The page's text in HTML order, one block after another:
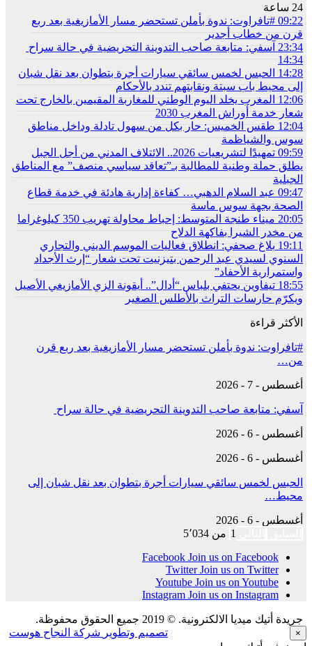
24 ساعة
09:22 #تافراوت: ندوة بأملن تستحضر مسار الأمازيغية بعد ربع
قرن من خطاب أجدير
23:34 آسفي: متابعة صاحب التدوينة التحريضية في حالة سراح
14:34
14:28 الحبس لخمس سائقي سيارات أجرة بتطوان بعد نقل شبان
إلى محيط باب سبتة ونقابتهم تندد بالأحكام
12:06 المغرب يخلد اليوم الوطني للمغاربة المقيمين بالخارج تحت
شعار خدمة أوراش المغرب 2030
12:04 طقس الخميس: ﺣﺎﺭ بكل من سهول تادلة وداخل مناطق
سوس والشياظمة
09:59
تمهيدًا لتشريعيات 2026.. الائتلاف المدني من أجل الجبل
يطلق حملة وطنية للمطالبة بـ”تعاقد سياسي منصف” مع المناطق
الجبلية
09:47 عبد السلام الدهبي… كفاءة إدارية هادئة في خدمة قطاع
الصحة بجهة سوس ماسة
20:05
ميناء طنجة المتوسط: إحباط محاولة تهريب 350 كيلوغراما
من مخدر الشيرا بفاكهة الدلاح
19:11 بلاغ صحفي: انطلاق فعاليات الموسم الديني والتجاري
السنوي لسيدي عبد الرحمن بتيزنيت تحت شعار “إرث الأجداد
واستمرارية الأحفاد”
18:55 تيفاوين يحتفي بلباس “أدال”.. أيقونة الزي الأمازيغي الأصيل
ويكرّم حارسات التراث بالأطلس الصغير
الأكثر قراءة
#تافراوت: ندوة بأملن تستحضر مسار الأمازيغية بعد ربع قرن
من…
أغسطس - 7 - 2026
آسفي: متابعة صاحب التدوينة التحريضية في حالة سراح
أغسطس - 6 - 2026
أغسطس - 6 - 2026
الحبس لخمس سائقي سيارات أجرة بتطوان بعد نقل شبان إلى
محيط…
أغسطس - 6 - 2026
1 من 5٬034
Facebook Join us on Facebook
Twitter Join us on Twitter
Youtube Join us on Youtube
Instagram Join us on Instagram
جريدة أتيك ميديا الالكترونية. © 2019 جميع الحقوق محفوظة.
تصميم وتطوير شركة النجاح هوست ×